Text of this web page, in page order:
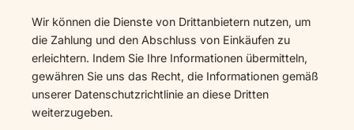
Wir können die Dienste von Drittanbietern nutzen, um
die Zahlung und den Abschluss von Einkäufen zu
erleichtern. Indem Sie Ihre Informationen übermitteln,
gewähren Sie uns das Recht, die Informationen gemäß
unserer Datenschutzrichtlinie an diese Dritten
weiterzugeben.